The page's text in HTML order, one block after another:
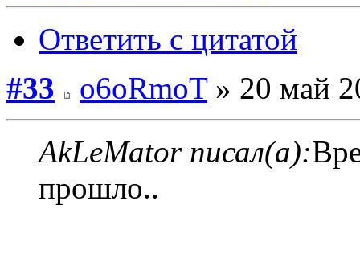
Ответить с цитатой
#33
o6oRmoT» 20 май
AkLeMator писал(а):
прошло..